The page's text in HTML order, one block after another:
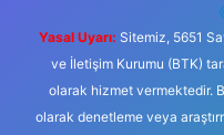
Yasal Uyarı: Sitemiz, 5651
ve İletişim Kurumu (BTK)
olarak hizmet vermektedir.
olarak denetleme veya